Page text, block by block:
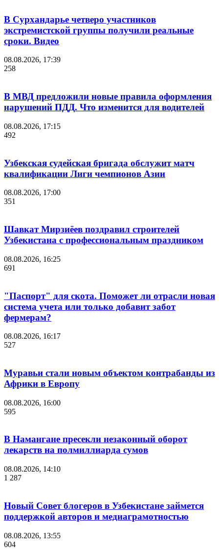
В Сурхандарье четверо участников
экстремистской группы получили реальные
сроки. Видео
08.08.2026, 17:39
258
В МВД предложили новые правила оформления
нарушений ПДД. Что изменится для водителей
08.08.2026, 17:15
492
Узбекская судейская бригада обслужит матч
квалификации Лиги чемпионов Азии
08.08.2026, 17:00
351
Шавкат Мирзиёев поздравил строителей
Узбекистана с профессиональным праздником
08.08.2026, 16:25
691
"Паспорт" для скота. Поможет ли отрасли новая
система учета или только добавит забот
фермерам?
08.08.2026, 16:17
527
Муравьи стали новым объектом контрабанды из
Африки в Европу
08.08.2026, 16:00
595
В Намангане пресекли незаконный оборот
лекарств на полмиллиарда сумов
08.08.2026, 14:10
1 287
Новый Совет блогеров в Узбекистане займется
поддержкой авторов и медиаграмотностью
08.08.2026, 13:55
604